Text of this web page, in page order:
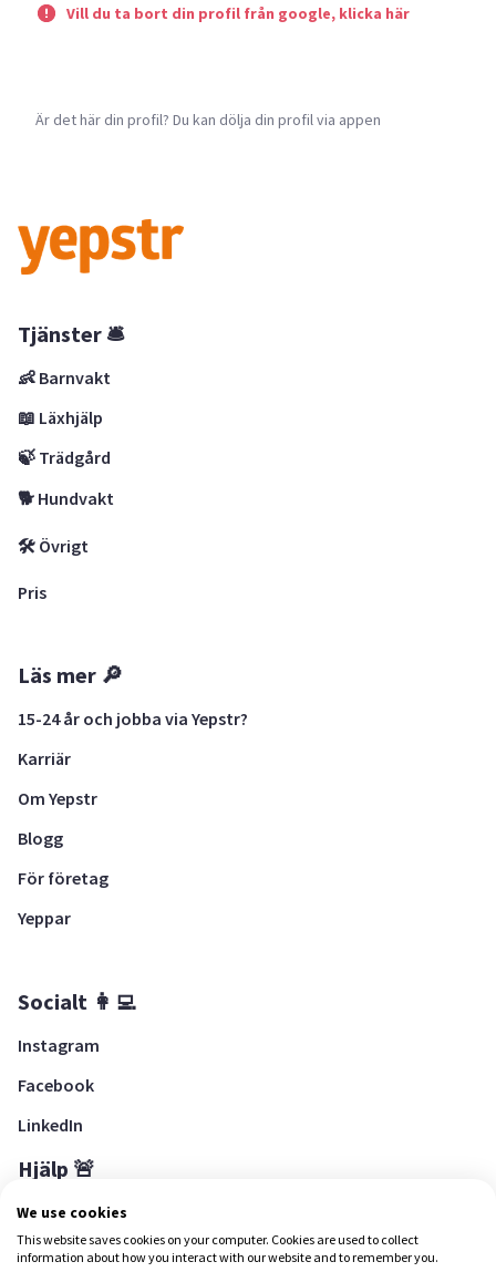
Vill du ta bort din profil från google, klicka här
Är det här din profil? Du kan dölja din profil via appen
Tjänster 🛎
👶 Barnvakt
📖 Läxhjälp
🍃 Trädgård
🐕 Hundvakt
🛠 Övrigt
Pris
Läs mer 🔎
15-24 år och jobba via Yepstr?
Karriär
Om Yepstr
Blogg
För företag
Yeppar
Socialt 👩‍💻
Instagram
Facebook
LinkedIn
Hjälp 🚨
Hjälpcenter
We use cookies
This website saves cookies on your computer. Cookies are used to collect
information about how you interact with our website and to remember you.